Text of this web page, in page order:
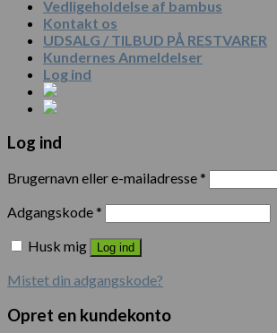
Vedligeholdelse af bambus
Kontakt os
UDSALG / TILBUD PÅ RESTVARER
Kundernes Anmeldelser
Log ind
Log ind
Brugernavn eller e-mailadresse*
Adgangskode*
Husk mig
Log ind
Mistet din adgangskode?
Opret en kundekonto